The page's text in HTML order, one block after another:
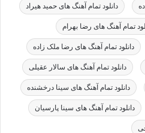
دانلود تمام آهنگ های حمید هیراد
تمام آهنگ های رضا بهرام
دانلود تمام آهنگ های رضا ملک زاده
دانلود تمام آهنگ های سالار عقیلی
دانلود تمام آهنگ های سینا درخشنده
دانلود تمام آهنگ های سینا پارسیان